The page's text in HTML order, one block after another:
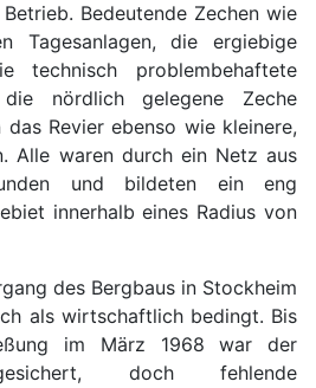
Bedeutende Zechen wie
Tagesanlagen, die ergiebige
technisch problembehaftete
nördlich gelegene Zeche
Revier ebenso wie kleinere,
Alle waren durch ein Netz aus
und bildeten ein eng
innerhalb eines Radius von
des Bergbaus in Stockheim
als wirtschaftlich bedingt. Bis
im März 1968 war der
doch fehlende